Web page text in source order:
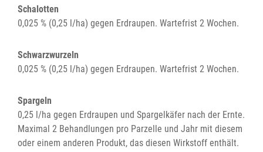
Schalotten
0,025 % (0,25 l/ha) gegen Erdraupen. Wartefrist 2 Wochen.
Schwarzwurzeln
0,025 % (0,25 l/ha) gegen Erdraupen. Wartefrist 2 Wochen.
Spargeln
0,25 l/ha gegen Erdraupen und Spargelkäfer nach der Ernte.
Maximal 2 Behandlungen pro Parzelle und Jahr mit diesem
oder einem anderen Produkt, das diesen Wirkstoff enthält.